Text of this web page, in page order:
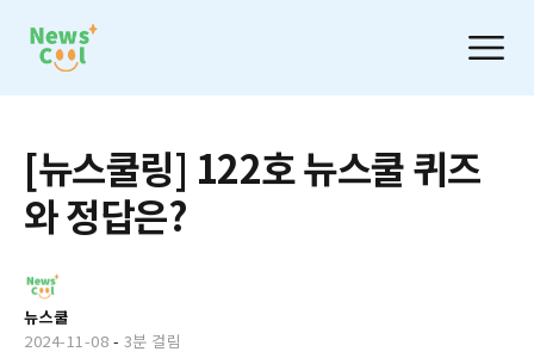
[뉴스쿨링] 122호 뉴스쿨 퀴즈
와 정답은?
뉴스쿨
2024-11-08 - 3분 걸림